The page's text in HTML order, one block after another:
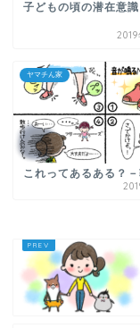
子どもの頃の潜在意識
2019
ヤマチん家
これってあるある？